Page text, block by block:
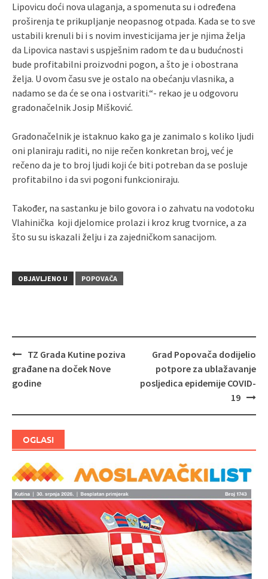
Lipovicu doći nova ulaganja, a spomenuta su i određena
proširenja te prikupljanje neopasnog otpada. Kada se to sve
ustabili krenuli bi i s novim investicijama jer je njima želja
da Lipovica nastavi s uspješnim radom te da u budućnosti
bude profitabilni proizvodni pogon, a što je i obostrana
želja. U ovom času sve je ostalo na obećanju vlasnika, a
nadamo se da će se ona i ostvariti.“- rekao je u odgovoru
gradonačelnik Josip Mišković.
Gradonačelnik je istaknuo kako ga je zanimalo s koliko ljudi
oni planiraju raditi, no nije rečen konkretan broj, već je
rečeno da je to broj ljudi koji će biti potreban da se posluje
profitabilno i da svi pogoni funkcioniraju.
Također, na sastanku je bilo govora i o zahvatu na vodotoku
Vlahinička koji djelomice prolazi i kroz krug tvornice, a za
što su su iskazali želju i za zajedničkom sanacijom.
OBJAVLJENO U POPOVAČA
Navigacija
objava
TZ Grada Kutine poziva
građane na doček Nove
godine
Grad Popovača dodijelio
potpore za ublažavanje
posljedica epidemije COVID-
19
OGLASI